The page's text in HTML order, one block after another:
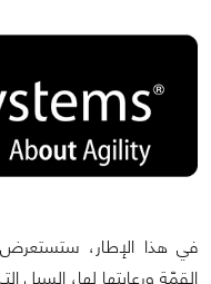
في هذا الإطار،
القمّة ورعايتها لها،